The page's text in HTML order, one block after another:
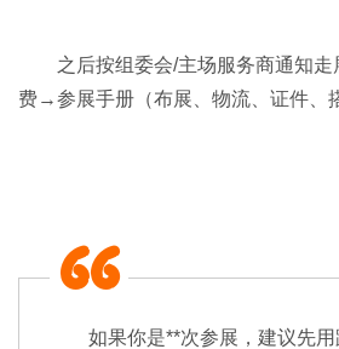
之后按组委会/主场服务商通知
费→参展手册（布展、物流、证件、
如果你是**次参展，建议先